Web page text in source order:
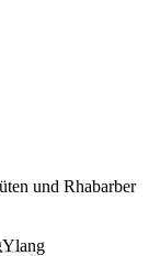
und Rhabarber